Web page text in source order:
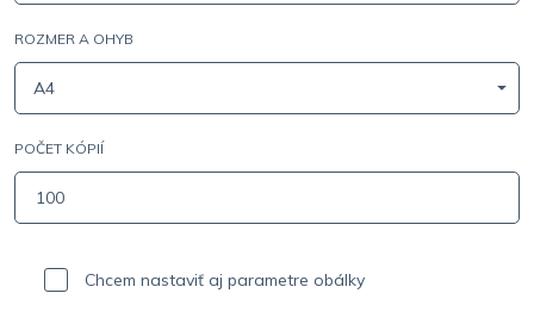
ROZMER A OHYB
A4
POČET KÓPIÍ
Chcem nastaviť aj parametre obálky